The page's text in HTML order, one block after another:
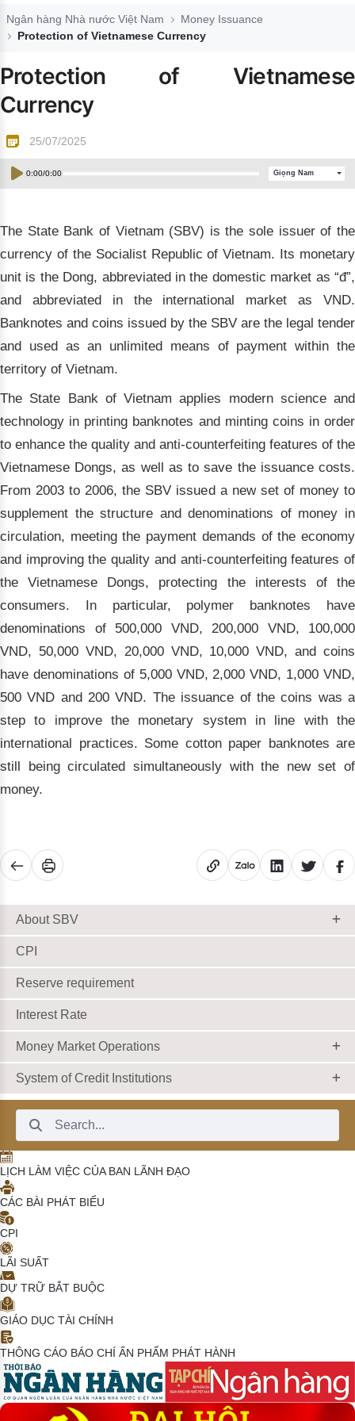
Đào tạo ISO
Ngân hàng Nhà nước Việt Nam
Money Issuance
Protection of Vietnamese Currency
Protection of Vietnamese
Currency
25/07/2025
0:00/0:00 Giọng Nam
The State Bank of Vietnam (SBV) is the sole issuer of the
currency of the Socialist Republic of Vietnam. Its monetary
unit is the Dong, abbreviated in the domestic market as “đ”,
and abbreviated in the international market as VND.
Banknotes and coins issued by the SBV are the legal tender
and used as an unlimited means of payment within the
territory of Vietnam.
The State Bank of Vietnam applies modern science and
technology in printing banknotes and minting coins in order
to enhance the quality and anti-counterfeiting features of the
Vietnamese Dongs, as well as to save the issuance costs.
From 2003 to 2006, the SBV issued a new set of money to
supplement the structure and denominations of money in
circulation, meeting the payment demands of the economy
and improving the quality and anti-counterfeiting features of
the Vietnamese Dongs, protecting the interests of the
consumers. In particular, polymer banknotes have
denominations of 500,000 VND, 200,000 VND, 100,000
VND, 50,000 VND, 20,000 VND, 10,000 VND, and coins
have denominations of 5,000 VND, 2,000 VND, 1,000 VND,
500 VND and 200 VND. The issuance of the coins was a
step to improve the monetary system in line with the
international practices. Some cotton paper banknotes are
still being circulated simultaneously with the new set of
money.
About SBV
CPI
Reserve requirement
Interest Rate
Money Market Operations
System of Credit Institutions
Search Bar
LỊCH LÀM VIỆC CỦA BAN LÃNH ĐẠO
CÁC BÀI PHÁT BIỂU
CPI
LÃI SUẤT
DỰ TRỮ BẮT BUỘC
GIÁO DỤC TÀI CHÍNH
THÔNG CÁO BÁO CHÍ ẤN PHẨM PHÁT HÀNH